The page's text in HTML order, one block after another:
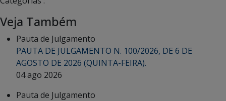
Veja Também
Pauta de Julgamento
PAUTA DE JULGAMENTO N. 100/2026, DE 6 DE
AGOSTO DE 2026 (QUINTA-FEIRA).
04 ago 2026
Pauta de Julgamento